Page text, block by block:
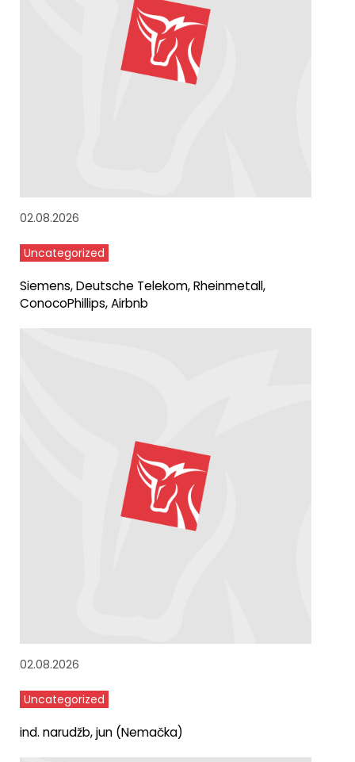
02.08.2026
Uncategorized
Siemens, Deutsche Telekom, Rheinmetall,
ConocoPhillips, Airbnb
02.08.2026
Uncategorized
ind. narudžb, jun (Nemačka)